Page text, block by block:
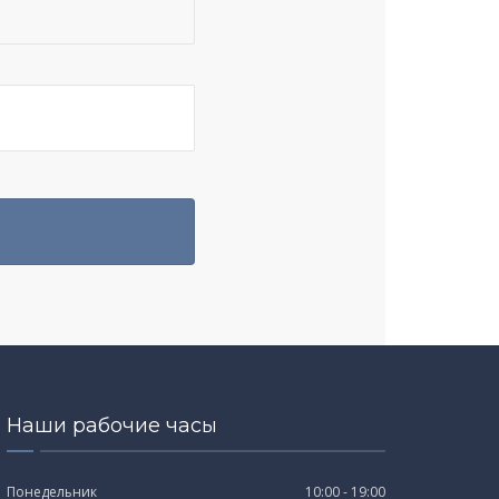
Наши рабочие часы
Понедельник 10:00 - 19:00